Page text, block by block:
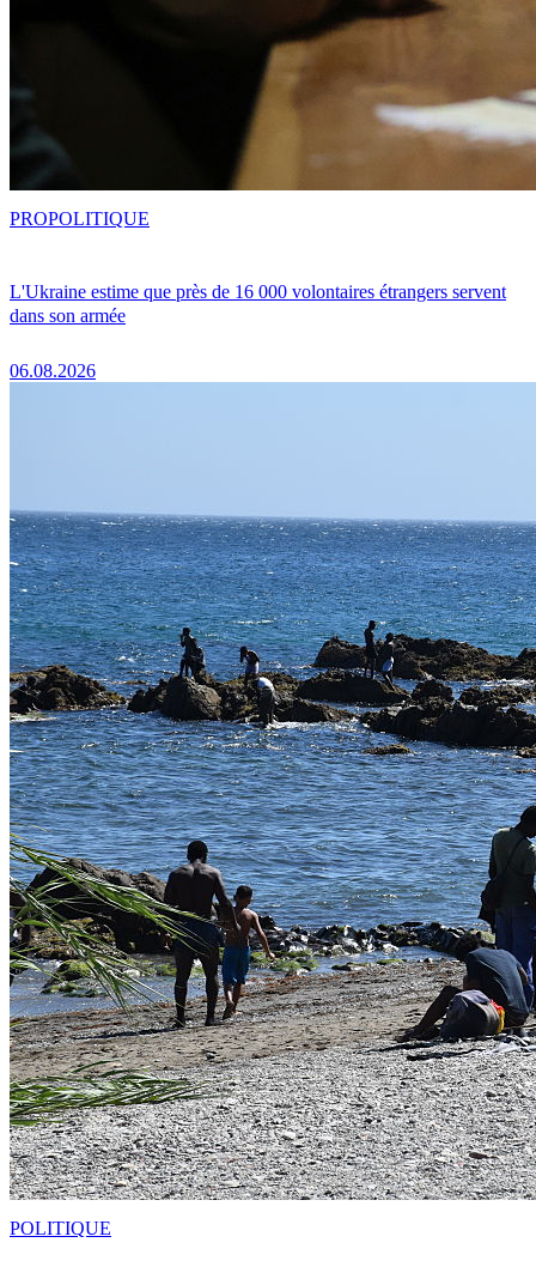
L'Ukraine estime que près de 16 000 volontaires étrangers servent
dans son armée
06.08.2026
PROPOLITIQUE
POLITIQUE